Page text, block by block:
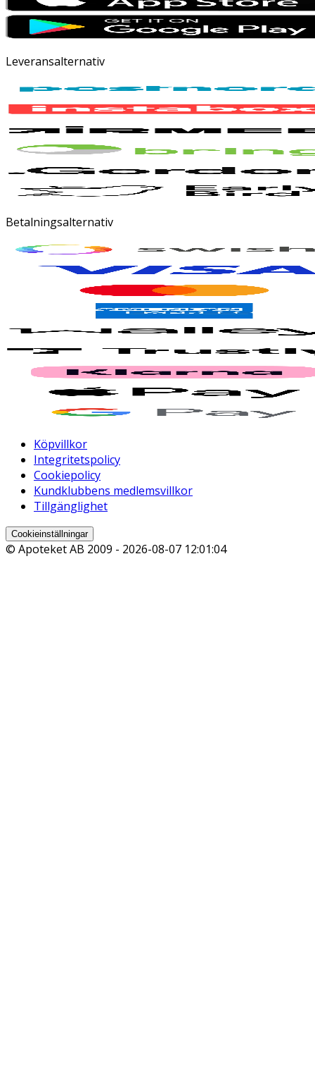
Leveransalternativ
Betalningsalternativ
Köpvillkor
Integritetspolicy
Cookiepolicy
Kundklubbens medlemsvillkor
Tillgänglighet
Cookieinställningar
© Apoteket AB 2009 - 2026-08-07 12:01:04